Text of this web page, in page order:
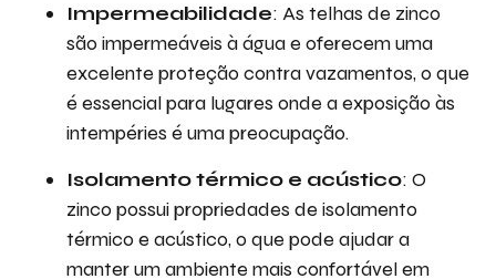
Impermeabilidade: As telhas de zinco
são impermeáveis à água e oferecem uma
excelente proteção contra vazamentos, o que
é essencial para lugares onde a exposição às
intempéries é uma preocupação.
Isolamento térmico e acústico: O
zinco possui propriedades de isolamento
térmico e acústico, o que pode ajudar a
manter um ambiente mais confortável em